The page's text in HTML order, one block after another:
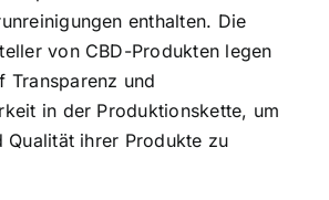
enthalten. Die
von CBD-Produkten legen
Transparenz und
in der Produktionskette, um
Qualität ihrer Produkte zu